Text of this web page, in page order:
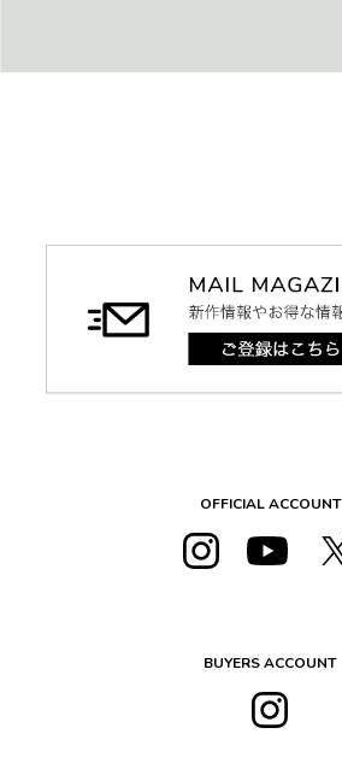
OFFICIAL ACCOUNT
BUYERS ACCOUNT